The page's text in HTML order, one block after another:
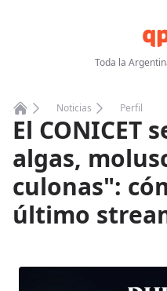
Toda la
Home
Noticias Perfil
El CONICET
algas,
culonas":
último